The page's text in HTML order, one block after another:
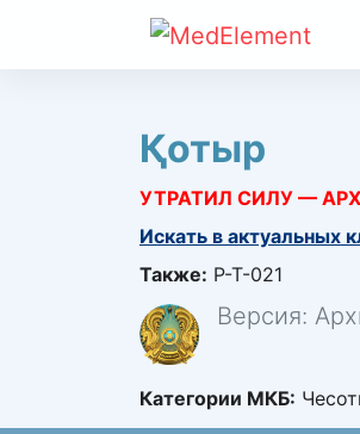
Қотыр
УТРАТИЛ СИЛУ —
Искать в актуальных
Также: P-T-021
Версия:
Категории МКБ: